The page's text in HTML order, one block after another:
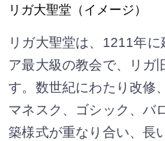
リガ大聖堂（イメージ）
リガ大聖堂は、1211年
ア最大級の教会で、リガ
す。数世紀にわたり改修
マネスク、ゴシック、バ
築様式が重なり合い、長